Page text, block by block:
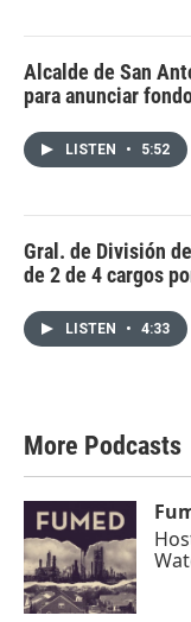
Alcalde de San
para anunciar
LISTEN • 5:52
Gral. de División
de 2 de 4 cargos
LISTEN • 4:33
More Podcasts